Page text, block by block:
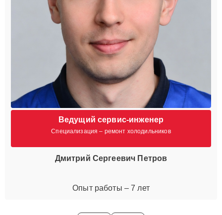
Ведущий сервис-инженер
Специализация – ремонт холодильников
Дмитрий Сергеевич Петров
Опыт работы – 7 лет